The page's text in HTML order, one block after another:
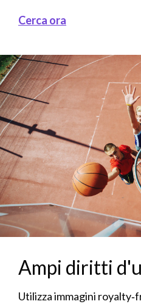
Cerca ora
Ampi diritti
Utilizza immagini